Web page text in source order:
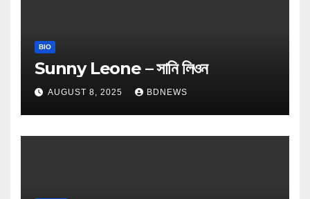
BIO
Sunny Leone – সানি লিওন
AUGUST 8, 2025 BDNEWS